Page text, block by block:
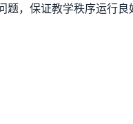
，保证教学秩序运行